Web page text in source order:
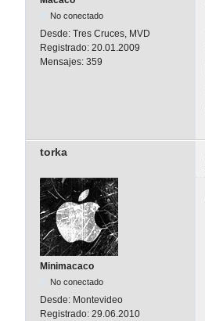
No conectado
Desde: Tres Cruces, MVD
Registrado: 20.01.2009
Mensajes: 359
torka
Minimacaco
No conectado
Desde: Montevideo
Registrado: 29.06.2010